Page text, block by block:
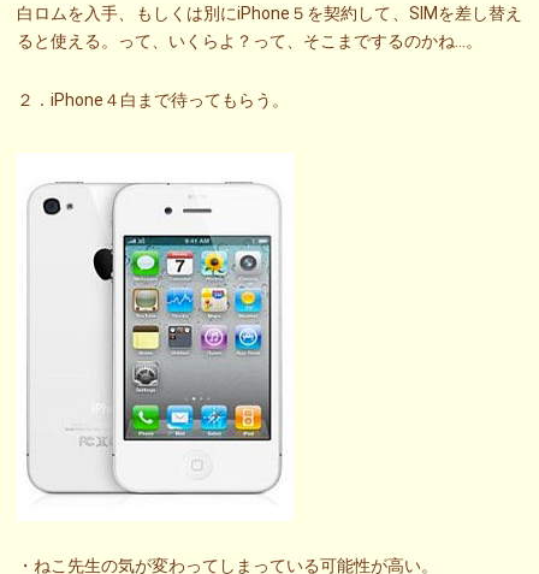
白ロムを入手、もしくは別にiPhone５を契約して、SIMを差し替え
ると使える。って、いくらよ？って、そこまでするのかね…。
２．iPhone４白まで待ってもらう。
・ねこ先生の気が変わってしまっている可能性が高い。